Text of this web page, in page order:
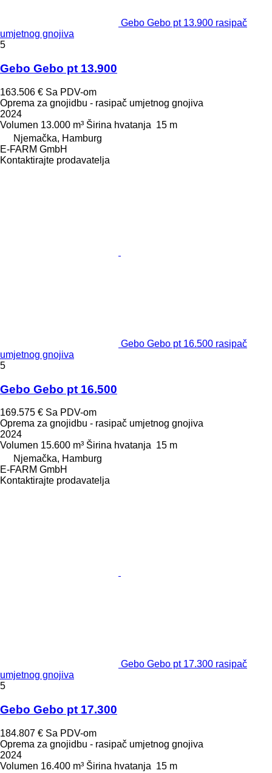
Gebo Gebo pt 13.900 rasipač
umjetnog gnojiva
5
Gebo Gebo pt 13.900
163.506 € Sa PDV-om
Oprema za gnojidbu - rasipač umjetnog gnojiva
2024
Volumen 13.000 m³ Širina hvatanja 15 m
Njemačka, Hamburg
E-FARM GmbH
Kontaktirajte prodavatelja
Gebo Gebo pt 16.500 rasipač
umjetnog gnojiva
5
Gebo Gebo pt 16.500
169.575 € Sa PDV-om
Oprema za gnojidbu - rasipač umjetnog gnojiva
2024
Volumen 15.600 m³ Širina hvatanja 15 m
Njemačka, Hamburg
E-FARM GmbH
Kontaktirajte prodavatelja
Gebo Gebo pt 17.300 rasipač
umjetnog gnojiva
5
Gebo Gebo pt 17.300
184.807 € Sa PDV-om
Oprema za gnojidbu - rasipač umjetnog gnojiva
2024
Volumen 16.400 m³ Širina hvatanja 15 m